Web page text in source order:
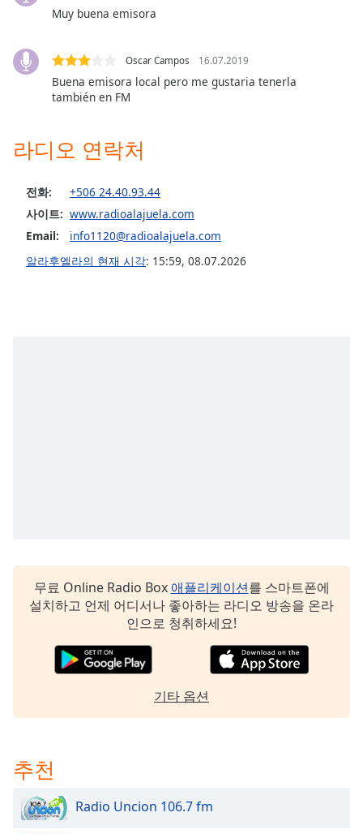
dialog
Escape
will
cancel
window.
Color
Opacity
Done
Muy buena emisora
Oscar Campos 16.07.2019
Buena emisora local pero me gustaria tenerla
también en FM
라디오 연락처
전화:
+506 24.40.93.44
사이트: www.radioalajuela.com
Email:
info1120@radioalajuela.com
알라후엘라의 현재 시각: 15:59, 08.07.2026
무료 Online Radio Box 애플리케이션를 스마트폰에
설치하고 언제 어디서나 좋아하는 라디오 방송을 온라
인으로 청취하세요!
기타 옵션
추천
Radio Uncion 106.7 fm